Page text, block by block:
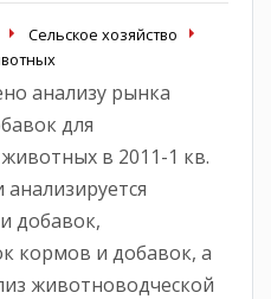
Сельское хозяйство
анализу рынка
для
в 2011-1 кв.
анализируется
добавок,
кормов и добавок, а
животноводческой